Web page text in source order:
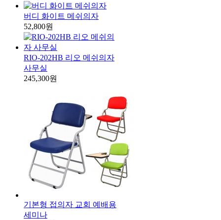
버디 화이트 메쉬의자
52,800원
RIO-202HB 리오 메쉬의자
사무실
245,300원
기본형 접의자 교회 예배용
세미나